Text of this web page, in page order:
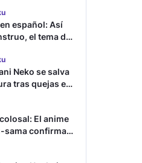
español: Así
el tema de
Neko se salva
tras quejas en
El anime
sama confirma